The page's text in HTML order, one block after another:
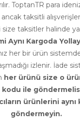
ToptanTR para
taksitli
taksitler halinde
Aynı Kargoda
her bir ürün
izlenir. İade
her ürünü size o
kodu ile
ürünlerini
göndermeyin.